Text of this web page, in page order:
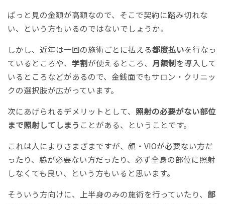
ぱっと見の金額が高額なので、そこで契約に踏み切れな
い、という方もいるのではないでしょうか。
しかし、近年は一回の施術ごとに払える都度払いを行なっ
ているところや、 学割が使えるところ、 月額制を導入して
いるところなどがあるので、金銭面でもサロン・クリニッ
クの選択肢が広がっています。
次にあげられるデメリットとして、 照射の必要がない部位
まで照射してしまう ことがある、ということです。
これは人によりさまざまですが、顔・VIOが必要ない方だ
ったり、脇が必要ない方だったり、必ず全身の部位に照射
しなくても良い、という方もいると思います。
そういう方向けに、上半身のみの施術を行っていたり、 部